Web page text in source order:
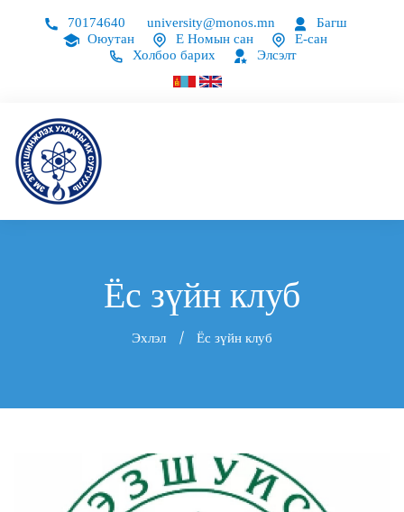
70174640 university@monos.mn
Багш
Оюутан
Е Номын сан
Е-сан
Холбоо барих
Элсэлт
Ёс зүйн клуб
Эхлэл Ёс зүйн клуб